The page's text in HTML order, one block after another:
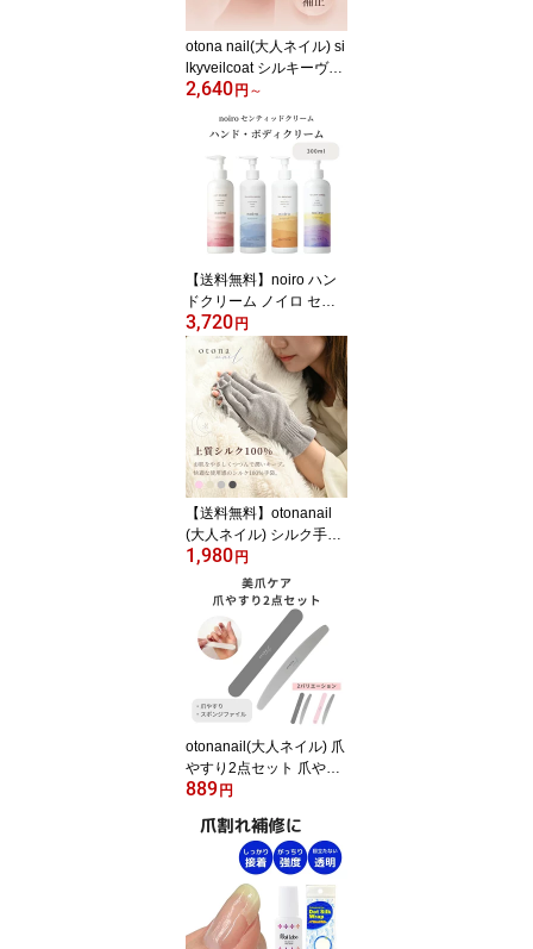
otona nail(大人ネイル) si
lkyveilcoat シルキーヴェ
ールコート 爪保護 速乾
爪 爪割れ 薄い 爪トラブ
ル ベースコート シルキ
ーベールコート
2,640 円 ～
【送料無料】noiro ハン
ドクリーム ノイロ セン
ティッドクリーム 300ml
ボディクリーム うるおい
香り 大容量【宅】【乾
燥】【保湿】【うるお
い】【ハンドケア】
3,720 円
【送料無料】otonanail
(大人ネイル) シルク手袋
ネイルケア グローブ ハ
ンドケア ナイト手袋 UV
ケア 日焼け防止 シルク1
00% おやすみ手袋 スマ
ホ操作可能 国産 手荒れ
乾燥 冷え性 防寒 おしゃ
れ かわいい 【UV】【乾
燥】【保湿】【うるお
1,980 円
otonanail(大人ネイル) 爪
やすり2点セット 爪やす
り スポンジ ファイル nai
イルケア おすすめ 二枚
爪 予防【爪補修】【フッ
889 円